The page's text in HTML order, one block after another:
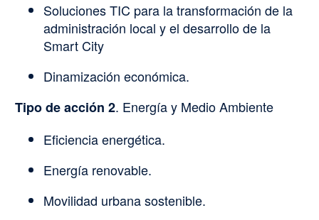
Soluciones TIC para la transformación de la
administración local y el desarrollo de la
Smart City
Dinamización económica.
Tipo de acción 2. Energía y Medio Ambiente
Eficiencia energética.
Energía renovable.
Movilidad urbana sostenible.